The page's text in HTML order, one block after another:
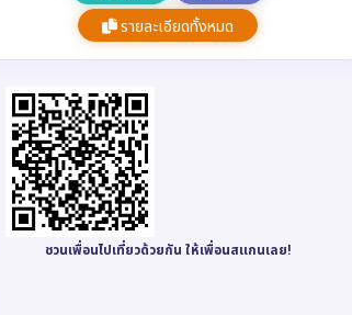
รายละเอียดทั้งหมด
ชวนเพื่อนไปเที่ยวด้วยกัน ให้เพื่อนสแกนเลย!